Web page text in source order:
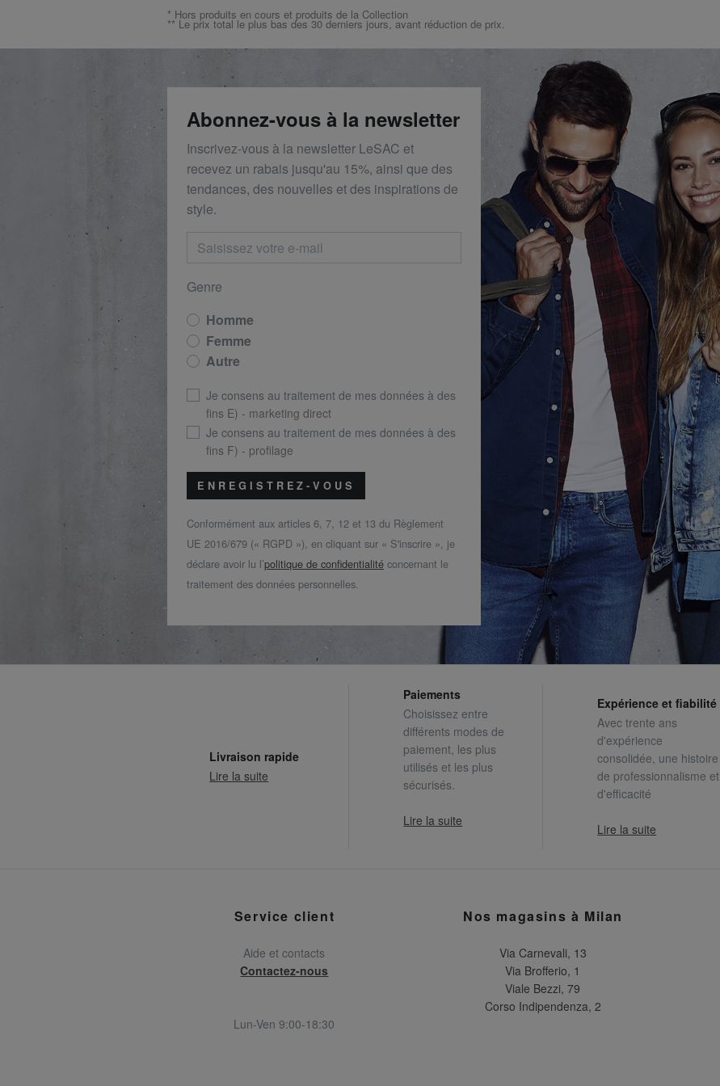
* Hors produits en cours et produits de la Collection
** Le prix total le plus bas des 30 derniers jours, avant réduction de prix.
Abonnez-vous à la newsletter
Inscrivez-vous à la newsletter LeSAC et
recevez un rabais jusqu'au 15%, ainsi que des
tendances, des nouvelles et des inspirations de
style.
Genre
Homme
Femme
Autre
Je consens au traitement de mes données à des
fins E) - marketing direct
Je consens au traitement de mes données à des
fins F) - profilage
ENREGISTREZ-VOUS
Conformément aux articles 6, 7, 12 et 13 du Règlement
UE 2016/679 (« RGPD »), en cliquant sur « S'inscrire », je
déclare avoir lu l’politique de confidentialité concernant le
traitement des données personnelles.
Livraison rapide
Lire la suite
Paiements
Choisissez entre
différents modes de
paiement, les plus
utilisés et les plus
sécurisés.
Lire la suite
Expérience et fiabilité
Avec trente ans
d'expérience
consolidée, une histoire
de professionnalisme et
d'efficacité
Lire la suite
Service client
Aide et contacts
Contactez-nous
Lun-Ven 9:00-18:30
Nos magasins à Milan
Via Carnevali, 13
Via Brofferio, 1
Viale Bezzi, 79
Corso Indipendenza, 2